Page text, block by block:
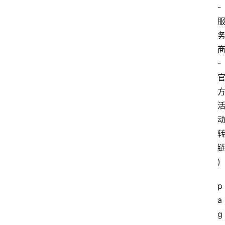
-
服
务
商
-
官
方
活
动
转
链
)
p
a
g